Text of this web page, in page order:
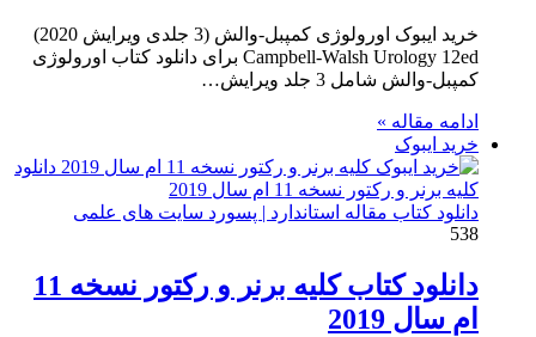
خرید ایبوک اورولوژی کمپبل-والش (3 جلدی ویرایش 2020)
Campbell-Walsh Urology 12ed برای دانلود کتاب اورولوژی
کمپبل-والش شامل 3 جلد ویرایش…
ادامه مقاله »
خرید ایبوک
دانلود کتاب مقاله استاندارد | پسورد سایت های علمی
538
دانلود کتاب کلیه برنر و رکتور نسخه 11
ام سال 2019